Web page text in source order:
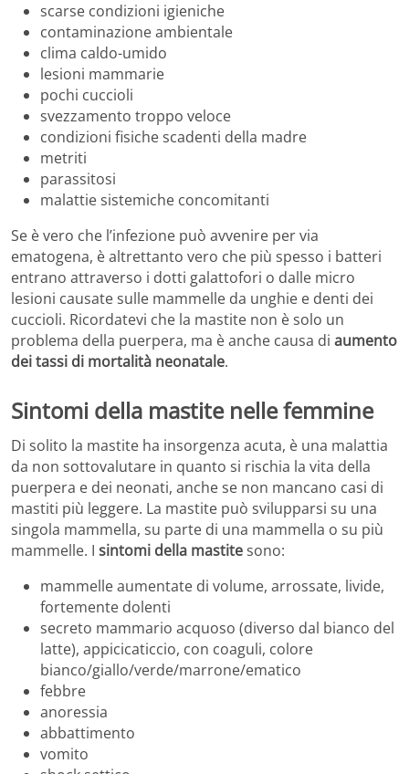
scarse condizioni igieniche
contaminazione ambientale
clima caldo-umido
lesioni mammarie
pochi cuccioli
svezzamento troppo veloce
condizioni fisiche scadenti della madre
metriti
parassitosi
malattie sistemiche concomitanti
Se è vero che l’infezione può avvenire per via
ematogena, è altrettanto vero che più spesso i batteri
entrano attraverso i dotti galattofori o dalle micro
lesioni causate sulle mammelle da unghie e denti dei
cuccioli. Ricordatevi che la mastite non è solo un
problema della puerpera, ma è anche causa di aumento
dei tassi di mortalità neonatale.
Sintomi della mastite nelle femmine
Di solito la mastite ha insorgenza acuta, è una malattia
da non sottovalutare in quanto si rischia la vita della
puerpera e dei neonati, anche se non mancano casi di
mastiti più leggere. La mastite può svilupparsi su una
singola mammella, su parte di una mammella o su più
mammelle. I sintomi della mastitesono:
mammelle aumentate di volume, arrossate, livide,
fortemente dolenti
secreto mammario acquoso (diverso dal bianco del
latte), appicicaticcio, con coaguli, colore
bianco/giallo/verde/marrone/ematico
febbre
anoressia
abbattimento
vomito